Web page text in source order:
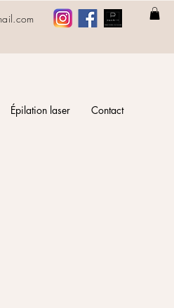
Épilation laser Contact